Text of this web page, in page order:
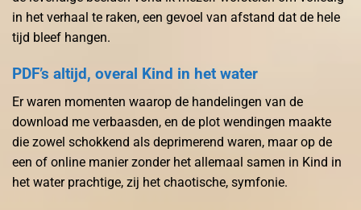
in het verhaal te raken, een gevoel van afstand dat de hele
tijd bleef hangen.
PDF’s altijd, overal Kind in het water
Er waren momenten waarop de handelingen van de
download me verbaasden, en de plot wendingen maakte
die zowel schokkend als deprimerend waren, maar op de
een of online manier zonder het allemaal samen in Kind in
het water prachtige, zij het chaotische, symfonie.